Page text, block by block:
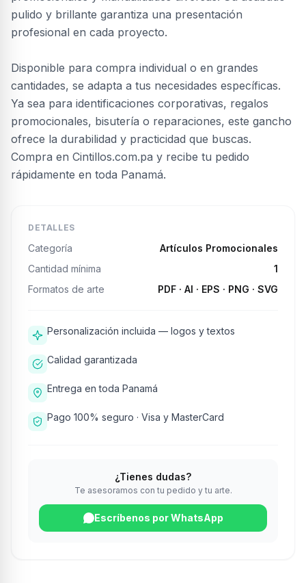
pulido y brillante garantiza una presentación
profesional en cada proyecto.
Disponible para compra individual o en grandes
cantidades, se adapta a tus necesidades específicas.
Ya sea para identificaciones corporativas, regalos
promocionales, bisutería o reparaciones, este gancho
ofrece la durabilidad y practicidad que buscas.
Compra en Cintillos.com.pa y recibe tu pedido
rápidamente en toda Panamá.
DETALLES
Categoría
Artículos Promocionales
Cantidad mínima
1
Formatos de arte
PDF · AI · EPS · PNG · SVG
Personalización incluida — logos y textos
Calidad garantizada
Entrega en toda Panamá
Pago 100% seguro · Visa y MasterCard
¿Tienes dudas?
Te asesoramos con tu pedido y tu arte.
Escríbenos por WhatsApp